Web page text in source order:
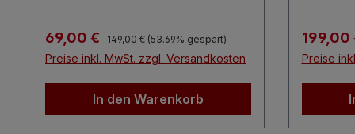
Verkaufspreis:
69,00 € Regulärer Preis:
149,00 € (53.69% gespart)
Preise inkl. MwSt. zzgl. Versandkosten
In den Warenkorb
199,00
Preise